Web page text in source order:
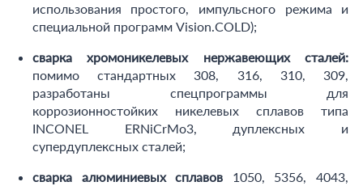
использования простого, импульсного режима и
специальной программ Vision.COLD);
сварка хромоникелевых нержавеющих сталей:
помимо стандартных 308, 316, 310, 309,
разработаны спецпрограммы для
коррозионностойких никелевых сплавов типа
INCONEL ERNiCrMo3, дуплексных и
супердуплексных сталей;
сварка алюминиевых сплавов 1050, 5356, 4043,